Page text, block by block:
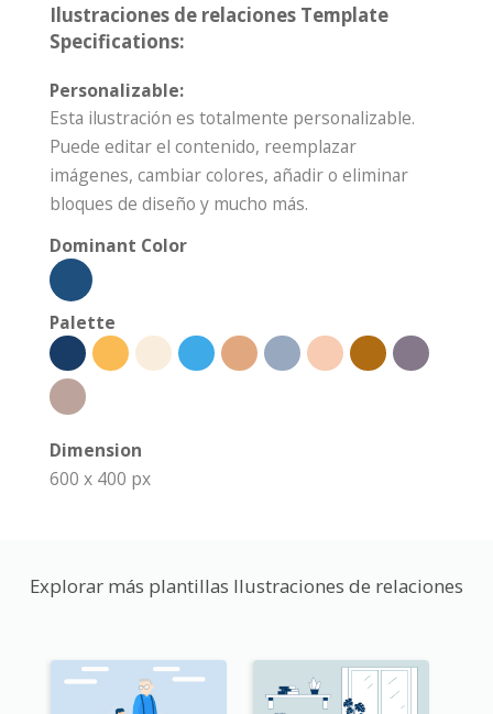
Ilustraciones de relaciones Template
Specifications:
Personalizable:
Esta ilustración es totalmente personalizable.
Puede editar el contenido, reemplazar
imágenes, cambiar colores, añadir o eliminar
bloques de diseño y mucho más.
Dominant Color
Palette
Dimension
600 x 400 px
Explorar más plantillas Ilustraciones de relaciones